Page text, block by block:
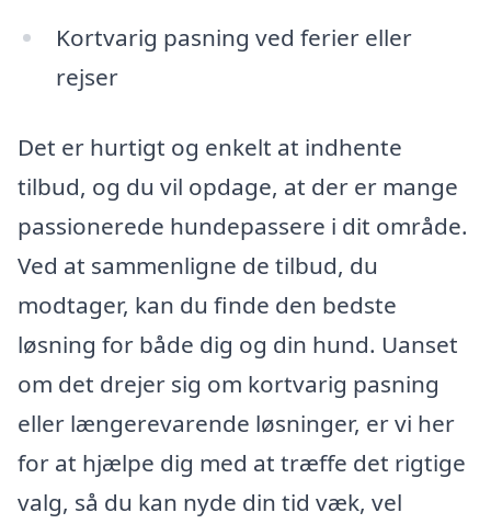
Kortvarig pasning ved ferier eller
rejser
Det er hurtigt og enkelt at indhente
tilbud, og du vil opdage, at der er mange
passionerede hundepassere i dit område.
Ved at sammenligne de tilbud, du
modtager, kan du finde den bedste
løsning for både dig og din hund. Uanset
om det drejer sig om kortvarig pasning
eller længerevarende løsninger, er vi her
for at hjælpe dig med at træffe det rigtige
valg, så du kan nyde din tid væk, vel